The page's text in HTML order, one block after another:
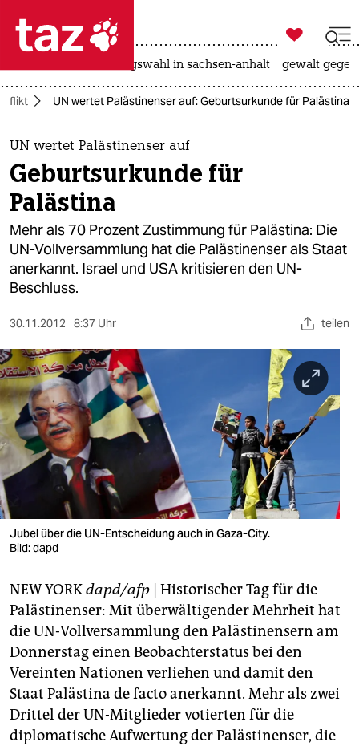
 taz zahl ich
taz zahl ich
themen
politik
öko
gesellschaft
kultur
sport
berlin
nord
wahrheit
verlag
verlag
veranstaltungen
fragen & hilfe
unterstützen
abo
genossenschaft
epaper login

taz zahl ich
landtagswahl in sachsen-anhalt gewalt
UN wertet Palästinenser auf: Geburtsurkunde für Palästina
UN wertet Palästinenser auf
Geburtsurkunde für
Palästina
Mehr als 70 Prozent Zustimmung für Palästina: Die
UN-Vollversammlung hat die Palästinenser als Staat
anerkannt. Israel und USA kritisieren den UN-
Beschluss.
30.11.2012 8:37 Uhr teilen
Jubel über die UN-Entscheidung auch in Gaza-City.
Bild: dapd
NEW YORKdapd/afp | Historischer Tag für die
Palästinenser: Mit überwältigender Mehrheit hat
die UN-Vollversammlung den Palästinensern am
Donnerstag einen Beobachterstatus bei den
Vereinten Nationen verliehen und damit den
Staat Palästina de facto anerkannt. Mehr als zwei
Drittel der UN-Mitglieder votierten für die
diplomatische Aufwertung der Palästinenser, die